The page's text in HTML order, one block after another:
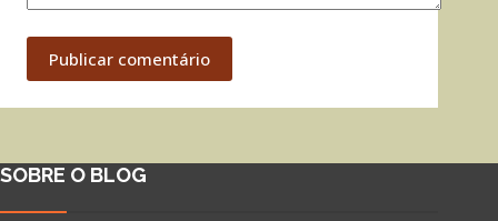
Publicar comentário
SOBRE O BLOG